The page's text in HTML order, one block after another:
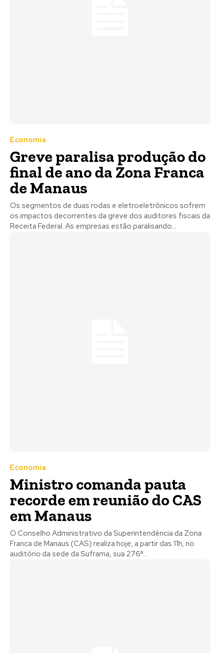
Economia
Greve paralisa produção do
final de ano da Zona Franca
de Manaus
Os segmentos de duas rodas e eletroeletrônicos sofrem
os impactos decorrentes da greve dos auditores fiscais da
Receita Federal. As empresas estão paralisando...
Economia
Ministro comanda pauta
recorde em reunião do CAS
em Manaus
O Conselho Administrativo da Superintendência da Zona
Franca de Manaus (CAS) realiza hoje, a partir das 11h, no
auditório da sede da Suframa, sua 276ª...